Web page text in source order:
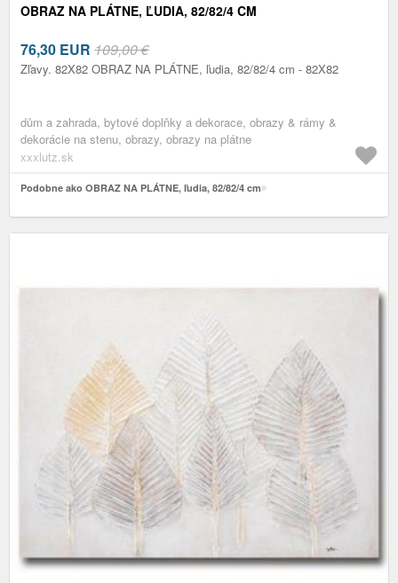
OBRAZ NA PLÁTNE, ĽUDIA, 82/82/4 CM
76,30 EUR 109,00 €
Zľavy. 82X82 OBRAZ NA PLÁTNE, ľudia, 82/82/4 cm - 82X82
dům a zahrada, bytové doplňky a dekorace, obrazy & rámy &
dekorácie na stenu, obrazy, obrazy na plátne
xxxlutz.sk
Podobne ako OBRAZ NA PLÁTNE, ľudia, 82/82/4 cm